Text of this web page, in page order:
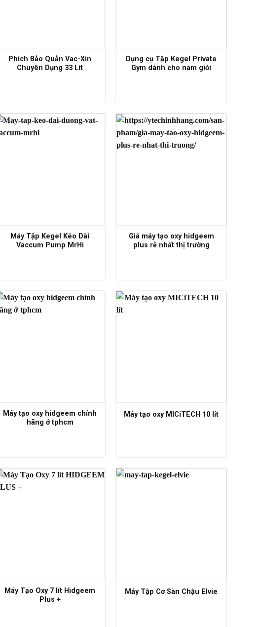
Phích Bảo Quản Vac-Xin
Chuyên Dụng 33 Lít
Dụng cụ Tập Kegel Private
Gym dành cho nam giới
Máy Tập Kegel Kéo Dài
Vaccum Pump MrHi
Giá máy tạo oxy hidgeem
plus rẻ nhất thị trường
Máy tạo oxy hidgeem chính
hãng ở tphcm
Máy tạo oxy MICiTECH 10 lít
Máy Tạo Oxy 7 lít Hidgeem
Plus +
Máy Tập Cơ Sàn Chậu Elvie